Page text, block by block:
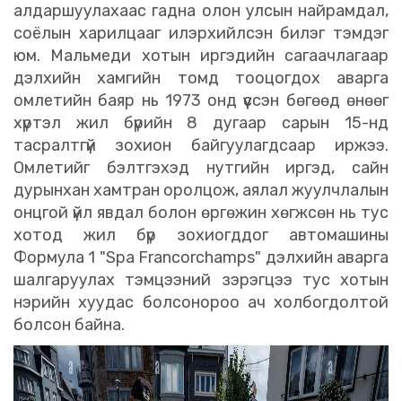
алдаршуулахаас гадна олон улсын найрамдал,
соёлын харилцааг илэрхийлсэн билэг тэмдэг
юм. Мальмеди хотын иргэдийн сагаачлагаар
дэлхийн хамгийн томд тооцогдох аварга
омлетийн баяр нь 1973 онд үүссэн бөгөөд өнөөг
хүртэл жил бүрийн 8 дугаар сарын 15-нд
тасралтгүй зохион байгуулагдсаар иржээ.
Омлетийг бэлтгэхэд нутгийн иргэд, сайн
дурынхан хамтран оролцож, аялал жуулчлалын
онцгой үйл явдал болон өргөжин хөгжсөн нь тус
хотод жил бүр зохиогддог автомашины
Формула 1 "Spa Francorchamps" дэлхийн аварга
шалгаруулах тэмцээний зэрэгцээ тус хотын
нэрийн хуудас болсонороо ач холбогдолтой
болсон байна.